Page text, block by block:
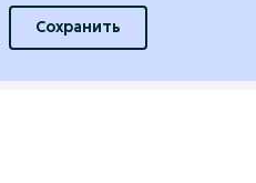
Сохранить